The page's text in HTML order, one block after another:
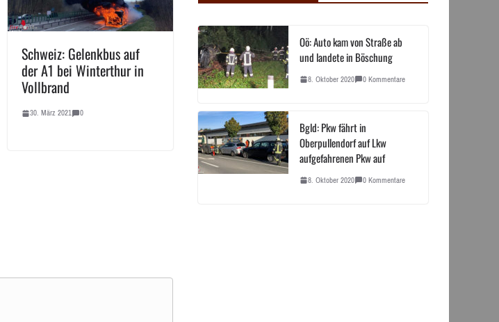
Schweiz: Gelenkbus auf
der A1 bei Winterthur in
Vollbrand
30. März 2021 0
Oö: Auto kam von Straße ab
und landete in Böschung
8. Oktober 2020 0 Kommentare
Bgld: Pkw fährt in
Oberpullendorf auf Lkw
aufgefahrenen Pkw auf
8. Oktober 2020 0 Kommentare